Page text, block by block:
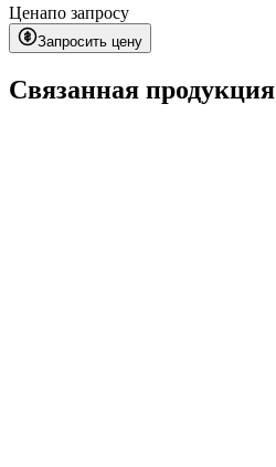
Ценапо запросу
Запросить цену
Связанная продукция